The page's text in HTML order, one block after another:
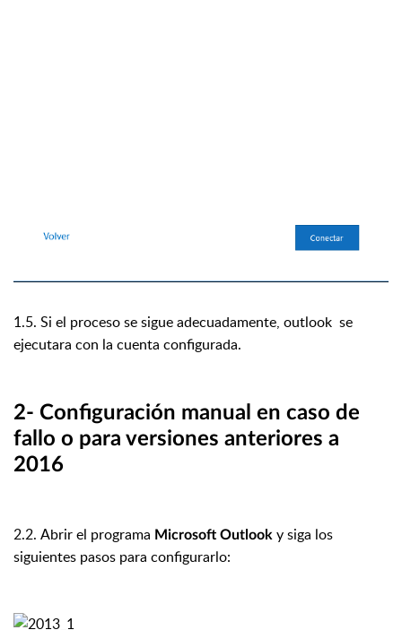
1.5. Si el proceso se sigue adecuadamente, outlook se
ejecutara con la cuenta configurada.
2- Configuración manual en caso de
fallo o para versiones anteriores a
2016
2.2. Abrir el programa Microsoft Outlook y siga los
siguientes pasos para configurarlo: